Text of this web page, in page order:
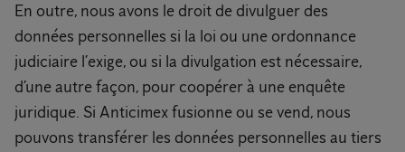
En outre, nous avons le droit de divulguer des
données personnelles si la loi ou une ordonnance
judiciaire l’exige, ou si la divulgation est nécessaire,
d’une autre façon, pour coopérer à une enquête
juridique. Si Anticimex fusionne ou se vend, nous
pouvons transférer les données personnelles au tiers